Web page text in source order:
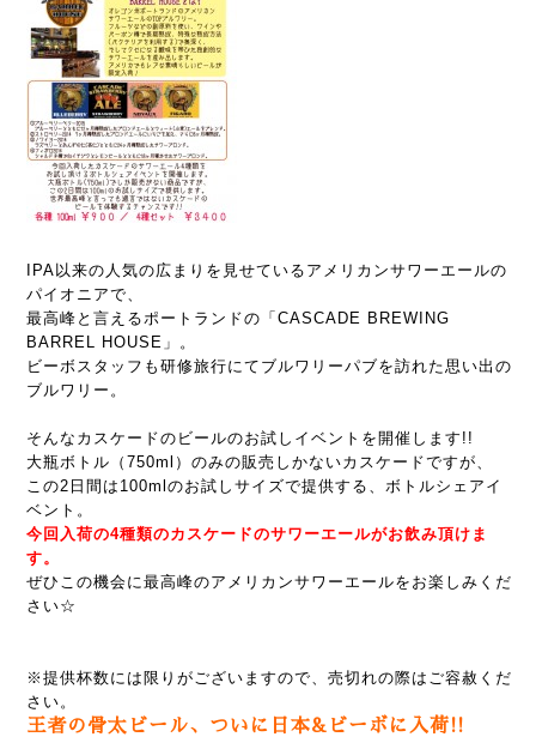
IPA以来の人気の広まりを見せているアメリカンサワーエールの
パイオニアで、
最高峰と言えるポートランドの「CASCADE BREWING
BARREL HOUSE」。
ビーボスタッフも研修旅行にてブルワリーパブを訪れた思い出の
ブルワリー。
そんなカスケードのビールのお試しイベントを開催します!!
大瓶ボトル（750ml）のみの販売しかないカスケードですが、
この2日間は100mlのお試しサイズで提供する、ボトルシェアイ
ベント。
今回入荷の4種類のカスケードのサワーエールがお飲み頂けま
す。
ぜひこの機会に最高峰のアメリカンサワーエールをお楽しみくだ
さい☆
※提供杯数には限りがございますので、売切れの際はご容赦くだ
さい。
王者の骨太ビール、ついに日本&ビーボに入荷!!